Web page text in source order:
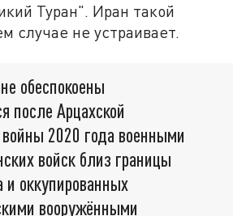
Туран". Иран такой
случае не устраивает.
обеспокоены
после Арцахской
войны 2020 года военными
войск близ границы
оккупированных
вооружёнными